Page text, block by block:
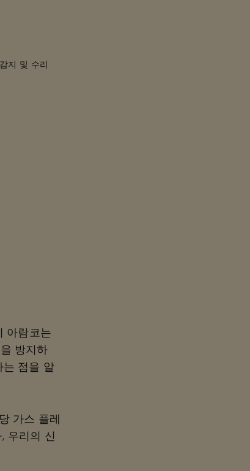
지 및 수리
아람코는
방지하
는 점을 알
가스 플레
우리의 신